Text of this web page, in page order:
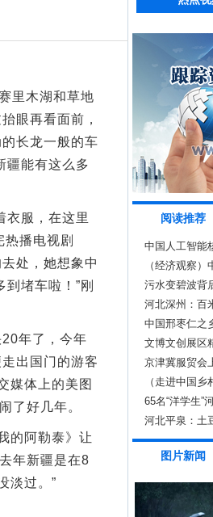
里木湖和草地
眼再看面前，
长龙一般的车
疆能有这么多
服，在这里
播电视剧
处，她想象中
堵车啦！”刚
年了，今年
出国门的游客
媒体上的美图
了好几年。
的阿勒泰》让
年新疆是在8
淡过。”
阅读推荐
中国人工智能
（经济观察
污水变碧波背
河北深州：百
中国邢枣仁之
文博文创展区
京津冀服贸会
（走进中国
65名“洋学生”
河北平泉：土
图片新闻